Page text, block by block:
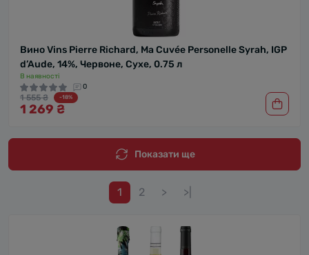
Вино Vins Pierre Richard, Ma Cuvée Personelle Syrah, IGP
d’Aude, 14%, Червоне, Сухе, 0.75 л
В наявності
0
1 555 ₴ -18%
1 269 ₴
Показати ще
1 2 > >|